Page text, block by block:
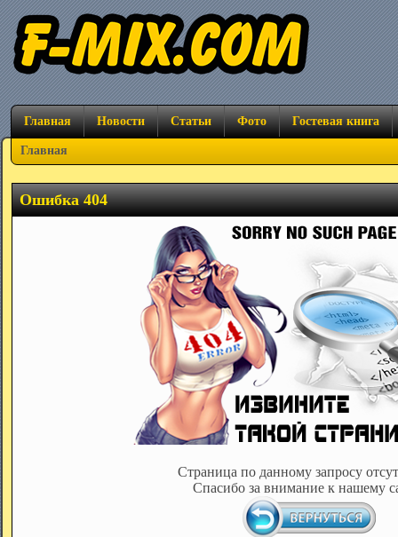
Главная Новости Статьи Фото Гостевая книга
Главная
Ошибка 404
Страница по данному запросу
Спасибо за внимание к нашему